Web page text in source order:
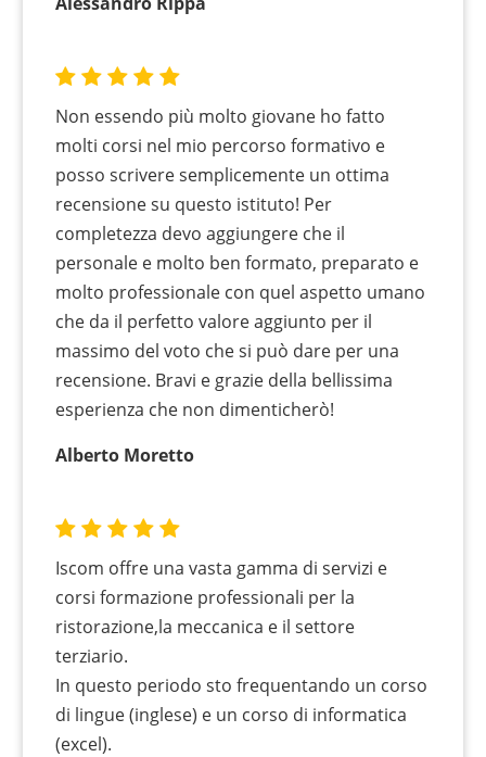
Non essendo più molto giovane ho fatto
molti corsi nel mio percorso formativo e
posso scrivere semplicemente un ottima
recensione su questo istituto! Per
completezza devo aggiungere che il
personale e molto ben formato, preparato e
molto professionale con quel aspetto umano
che da il perfetto valore aggiunto per il
massimo del voto che si può dare per una
recensione. Bravi e grazie della bellissima
esperienza che non dimenticherò!
Alberto Moretto
Iscom offre una vasta gamma di servizi e
corsi formazione professionali per la
ristorazione,la meccanica e il settore
terziario.
In questo periodo sto frequentando un corso
di lingue (inglese) e un corso di informatica
(excel).